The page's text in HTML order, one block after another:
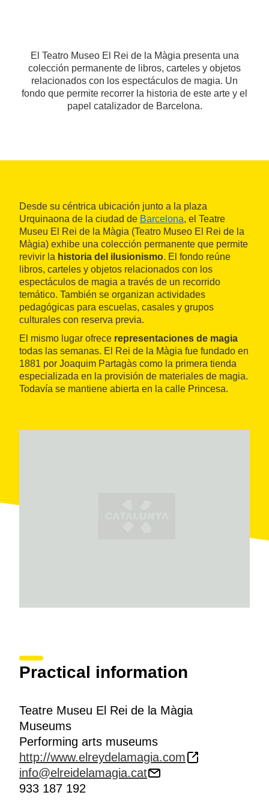
El Teatro Museo El Rei de la Màgia presenta una
colección permanente de libros, carteles y objetos
relacionados con los espectáculos de magia. Un
fondo que permite recorrer la historia de este arte y el
papel catalizador de Barcelona.
Desde su céntrica ubicación junto a la plaza
Urquinaona de la ciudad de Barcelona, el Teatre
Museu El Rei de la Màgia (Teatro Museo El Rei de la
Màgia) exhibe una colección permanente que permite
revivir la historia del ilusionismo. El fondo reúne
libros, carteles y objetos relacionados con los
espectáculos de magia a través de un recorrido
temático. También se organizan actividades
pedagógicas para escuelas, casales y grupos
culturales con reserva previa.
El mismo lugar ofrece representaciones de magia
todas las semanas. El Rei de la Màgia fue fundado en
1881 por Joaquim Partagàs como la primera tienda
especializada en la provisión de materiales de magia.
Todavía se mantiene abierta en la calle Princesa.
Practical information
Teatre Museu El Rei de la Màgia
Museums
Performing arts museums
http://www.elreydelamagia.com
info@elreidelamagia.cat
933 187 192